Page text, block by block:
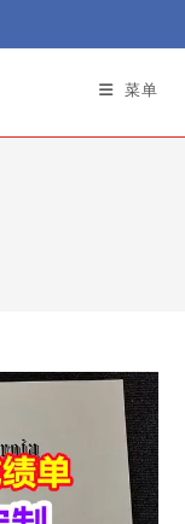
菜单